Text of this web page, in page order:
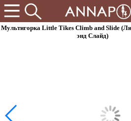
Мультигорка Little Tikes Climb and Slide
энд Слайд)